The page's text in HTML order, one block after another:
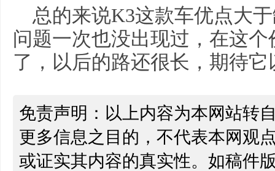
总的来说K3这款车优点大
问题一次也没出现过，在这
了，以后的路还很长，期待
免责声明：以上内容为本网站转
更多信息之目的，不代表本网观
或证实其内容的真实性。如稿件